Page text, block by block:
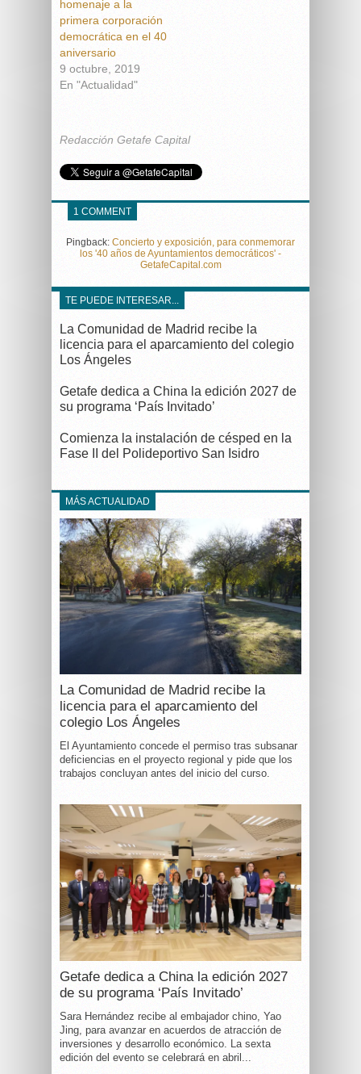
homenaje a la
primera corporación
democrática en el 40
aniversario
9 octubre, 2019
En "Actualidad"
Redacción Getafe Capital
1 COMMENT
Pingback: Concierto y exposición, para conmemorar
los '40 años de Ayuntamientos democráticos' -
GetafeCapital.com
TE PUEDE INTERESAR...
La Comunidad de Madrid recibe la
licencia para el aparcamiento del colegio
Los Ángeles
Getafe dedica a China la edición 2027 de
su programa ‘País Invitado’
Comienza la instalación de césped en la
Fase II del Polideportivo San Isidro
MÁS ACTUALIDAD
La Comunidad de Madrid recibe la
licencia para el aparcamiento del
colegio Los Ángeles
El Ayuntamiento concede el permiso tras subsanar
deficiencias en el proyecto regional y pide que los
trabajos concluyan antes del inicio del curso.
Getafe dedica a China la edición 2027
de su programa ‘País Invitado’
Sara Hernández recibe al embajador chino, Yao
Jing, para avanzar en acuerdos de atracción de
inversiones y desarrollo económico. La sexta
edición del evento se celebrará en abril...